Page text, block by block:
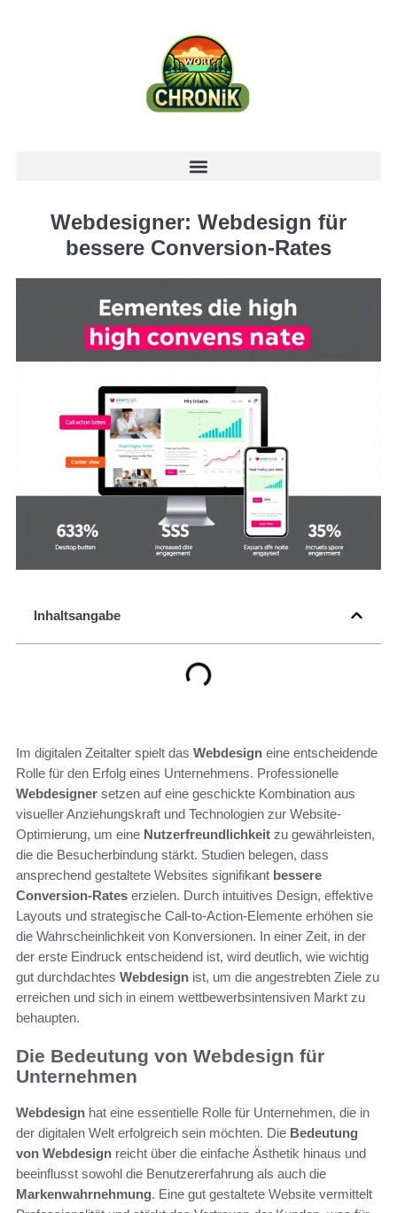
Webdesigner: Webdesign für
bessere Conversion-Rates
Inhaltsangabe
Im digitalen Zeitalter spielt das Webdesign eine entscheidende
Rolle für den Erfolg eines Unternehmens. Professionelle
Webdesigner setzen auf eine geschickte Kombination aus
visueller Anziehungskraft und Technologien zur Website-
Optimierung, um eine Nutzerfreundlichkeit zu gewährleisten,
die die Besucherbindung stärkt. Studien belegen, dass
ansprechend gestaltete Websites signifikant bessere
Conversion-Rates erzielen. Durch intuitives Design, effektive
Layouts und strategische Call-to-Action-Elemente erhöhen sie
die Wahrscheinlichkeit von Konversionen. In einer Zeit, in der
der erste Eindruck entscheidend ist, wird deutlich, wie wichtig
gut durchdachtes Webdesign ist, um die angestrebten Ziele zu
erreichen und sich in einem wettbewerbsintensiven Markt zu
behaupten.
Die Bedeutung von Webdesign für
Unternehmen
Webdesign hat eine essentielle Rolle für Unternehmen, die in
der digitalen Welt erfolgreich sein möchten. Die Bedeutung
von Webdesign reicht über die einfache Ästhetik hinaus und
beeinflusst sowohl die Benutzererfahrung als auch die
Markenwahrnehmung. Eine gut gestaltete Website vermittelt